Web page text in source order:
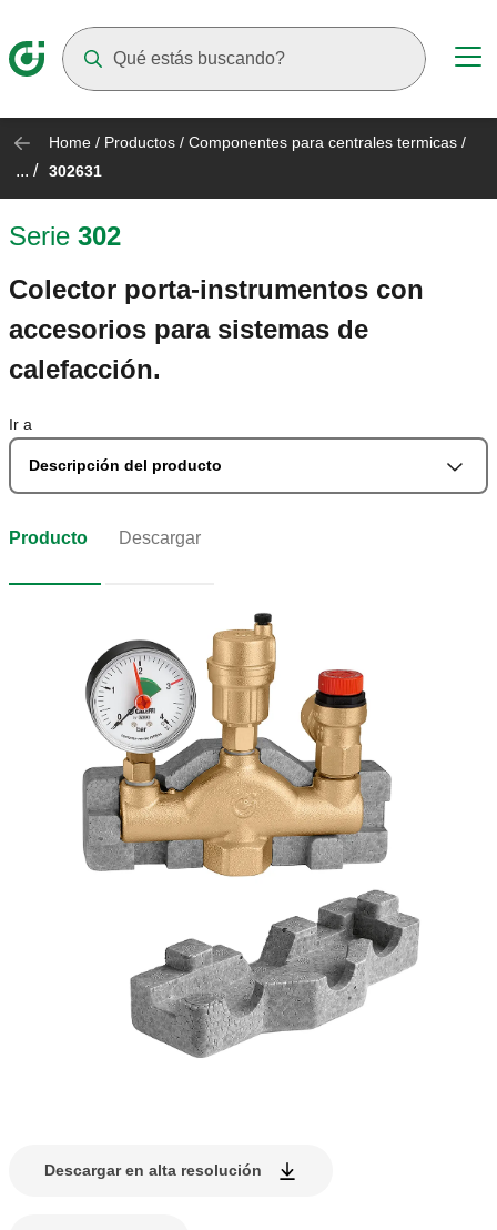
Home / Productos / Componentes para centrales termicas /
... / 302631
Serie 302
Colector porta-instrumentos con
accesorios para sistemas de
calefacción.
Ir a
Descripción del producto
Producto Descargar
Descargar en alta resolución